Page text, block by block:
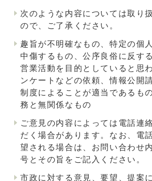
次のような内容については取り
ので、ご了承ください。
趣旨が不明確なもの、特定の個
中傷するもの、公序良俗に反す
営業活動を目的としていると思
ンケートなどの依頼、情報公開
制度によることが適当であるも
務と無関係なもの
ご意見の内容によっては電話連
だく場合があります。なお、電
望される場合は、お問い合わせ
号とその旨をご記入ください。
市政に対する意見、要望、提案